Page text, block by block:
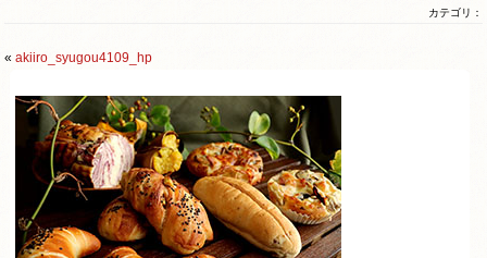
カテゴリ：
«akiiro_syugou4109_hp